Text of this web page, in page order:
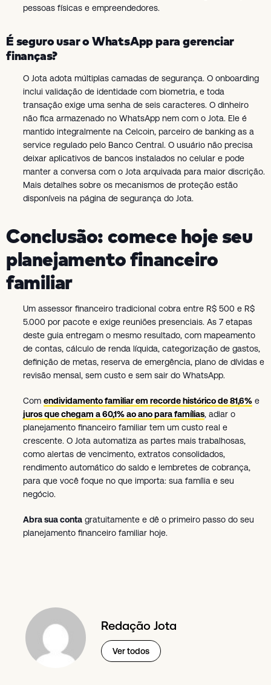
pessoas físicas e empreendedores.
É seguro usar o WhatsApp para gerenciar
finanças?
O Jota adota múltiplas camadas de segurança. O onboarding
inclui validação de identidade com biometria, e toda
transação exige uma senha de seis caracteres. O dinheiro
não fica armazenado no WhatsApp nem com o Jota. Ele é
mantido integralmente na Celcoin, parceiro de banking as a
service regulado pelo Banco Central. O usuário não precisa
deixar aplicativos de bancos instalados no celular e pode
manter a conversa com o Jota arquivada para maior discrição.
Mais detalhes sobre os mecanismos de proteção estão
disponíveis na página de segurança do Jota.
Conclusão: comece hoje seu
planejamento financeiro
familiar
Um assessor financeiro tradicional cobra entre R$ 500 e R$
5.000 por pacote e exige reuniões presenciais. As 7 etapas
deste guia entregam o mesmo resultado, com mapeamento
de contas, cálculo de renda líquida, categorização de gastos,
definição de metas, reserva de emergência, plano de dívidas e
revisão mensal, sem custo e sem sair do WhatsApp.
Com endividamento familiar em recorde histórico de 81,6% e
juros que chegam a 60,1% ao ano para famílias, adiar o
planejamento financeiro familiar tem um custo real e
crescente. O Jota automatiza as partes mais trabalhosas,
como alertas de vencimento, extratos consolidados,
rendimento automático do saldo e lembretes de cobrança,
para que você foque no que importa: sua família e seu
negócio.
Abra sua conta gratuitamente e dê o primeiro passo do seu
planejamento financeiro familiar hoje.
Redação Jota
Ver todos